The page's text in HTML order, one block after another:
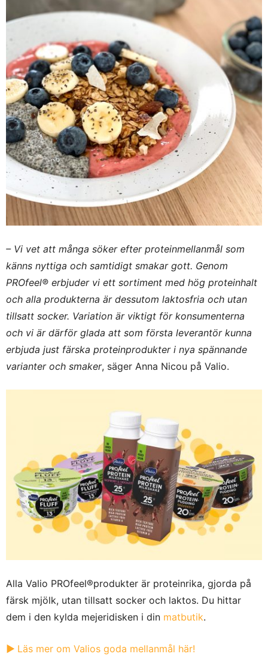
– Vi vet att många söker efter proteinmellanmål som
känns nyttiga och samtidigt smakar gott. Genom
PROfeel® erbjuder vi ett sortiment med hög proteinhalt
och alla produkterna är dessutom laktosfria och utan
tillsatt socker. Variation är viktigt för konsumenterna
och vi är därför glada att som första leverantör kunna
erbjuda just färska proteinprodukter i nya spännande
varianter och smaker, säger Anna Nicou på Valio.
Alla Valio PROfeel®produkter är proteinrika, gjorda på
färsk mjölk, utan tillsatt socker och laktos. Du hittar
dem i den kylda mejeridisken i din matbutik.
▶︎ Läs mer om Valios goda mellanmål här!